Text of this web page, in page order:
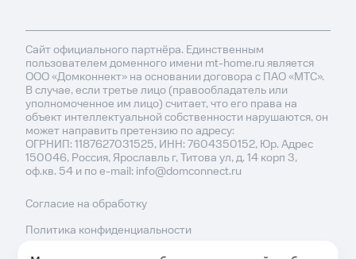
Сайт официального партнёра. Единственным
пользователем доменного имени mt-home.ru является
ООО «Домконнект» на основании договора с ПАО «МТС».
В случае, если третье лицо (правообладатель или
уполномоченное им лицо) считает, что его права на
объект интеллектуальной собственности нарушаются, он
может направить претензию по адресу:
ОГРНИП: 1187627031525, ИНН: 7604350152, Юр. Адрес
150046, Россия, Ярославль г, Титова ул, д. 14 корп 3,
оф.кв. 54 и по e-mail: info@domconnect.ru
Согласие на обработку
Политика конфиденциальности